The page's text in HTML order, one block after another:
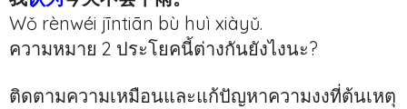
Wǒ rènwéi jīntiān bù huì xiàyǔ.
ความหมาย 2 ประโยคนี้ต่างกันยังไงนะ?
ติดตามความเหมือนและแก้ปัญหาความงงที่ต้นเหตุ